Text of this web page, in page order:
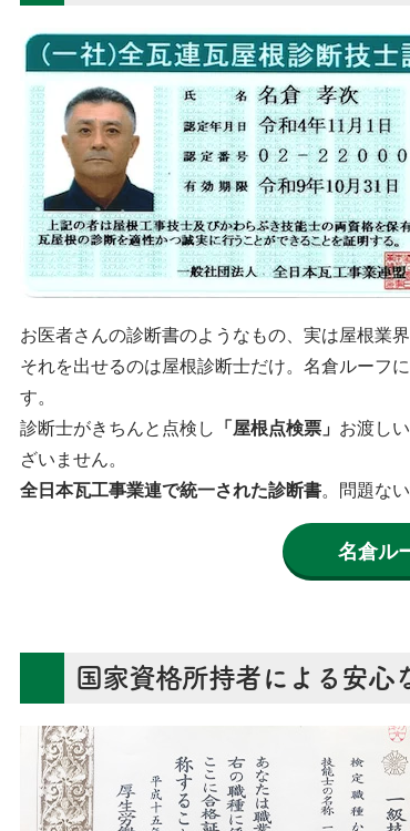
お医者さんの診断書のようなもの、実は屋根業
それを出せるのは屋根診断士だけ。名倉ルーフ
す。
診断士がきちんと点検し
「屋根点検票」 お渡し
ざいません。
全日本瓦工事業連で統一された診断書。問題な
名倉ル
国家資格所持者による安心